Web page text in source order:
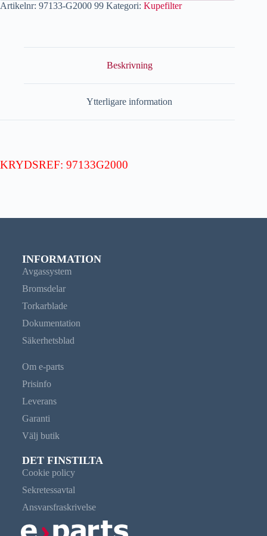
Artikelnr: 97133-G2000 99 Kategori: Kupefilter
Beskrivning
Ytterligare information
KRYDSREF: 97133G2000
INFORMATION
Avgassystem
Bromsdelar
Torkarblade
Dokumentation
Säkerhetsblad
Om e-parts
Prisinfo
Leverans
Garanti
Välj butik
DET FINSTILTA
Cookie policy
Sekretessavtal
Ansvarsfraskrivelse